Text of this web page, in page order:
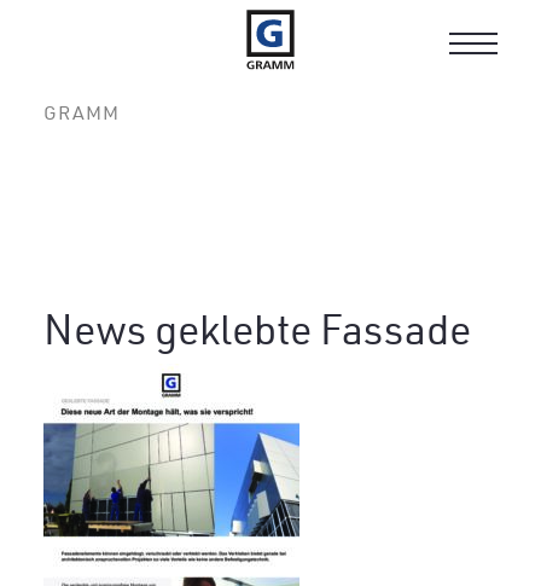
Toggle
GRAMM
News geklebte Fassade